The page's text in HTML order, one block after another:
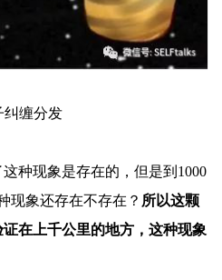
纠缠分发
种现象是存在的，但是到 1000
现象还存在不存在？ 所以这颗
在上千公里的地方，这种现象